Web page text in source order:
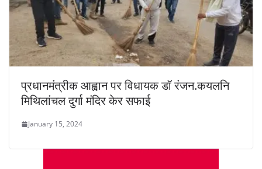
प्रधानमंत्रीक आह्वान पर विधायक डॉ रंजन.कयलनि
मिथिलांचल दुर्गा मंदिर केर सफाई
January 15, 2024